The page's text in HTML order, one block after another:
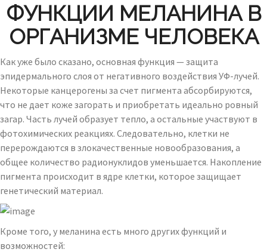
ФУНКЦИИ МЕЛАНИНА В
ОРГАНИЗМЕ ЧЕЛОВЕКА
Как уже было сказано, основная функция — защита
эпидермального слоя от негативного воздействия УФ-лучей.
Некоторые канцерогены за счет пигмента абсорбируются,
что не дает коже загорать и приобретать идеально ровный
загар. Часть лучей образует тепло, а остальные участвуют в
фотохимических реакциях. Следовательно, клетки не
перерождаются в злокачественные новообразования, а
общее количество радионуклидов уменьшается. Накопление
пигмента происходит в ядре клетки, которое защищает
генетический материал.
Кроме того, у меланина есть много других функций и
возможностей: